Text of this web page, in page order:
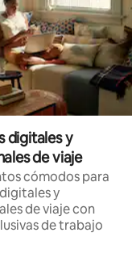
digitales y
de viaje
cómodos para
y
de viaje con
de trabajo